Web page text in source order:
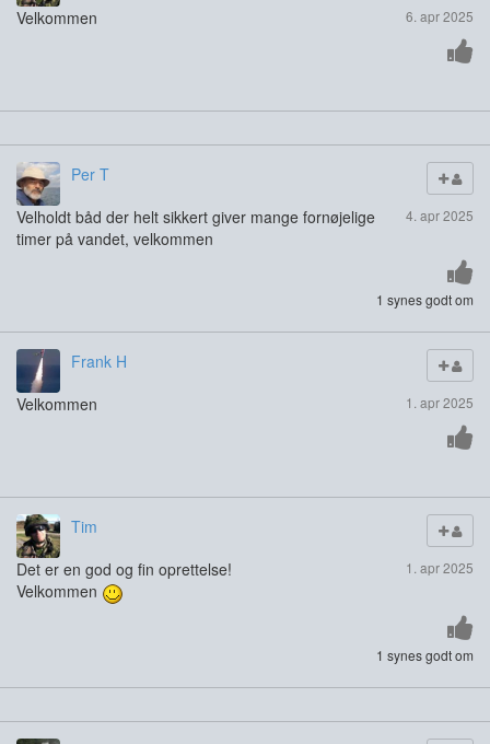
6. apr 2025
Velkommen
Per T
4. apr 2025
Velholdt båd der helt sikkert giver mange fornøjelige
timer på vandet, velkommen
1 synes godt om
Frank H
1. apr 2025
Velkommen
Tim
1. apr 2025
Det er en god og fin oprettelse!
Velkommen
1 synes godt om